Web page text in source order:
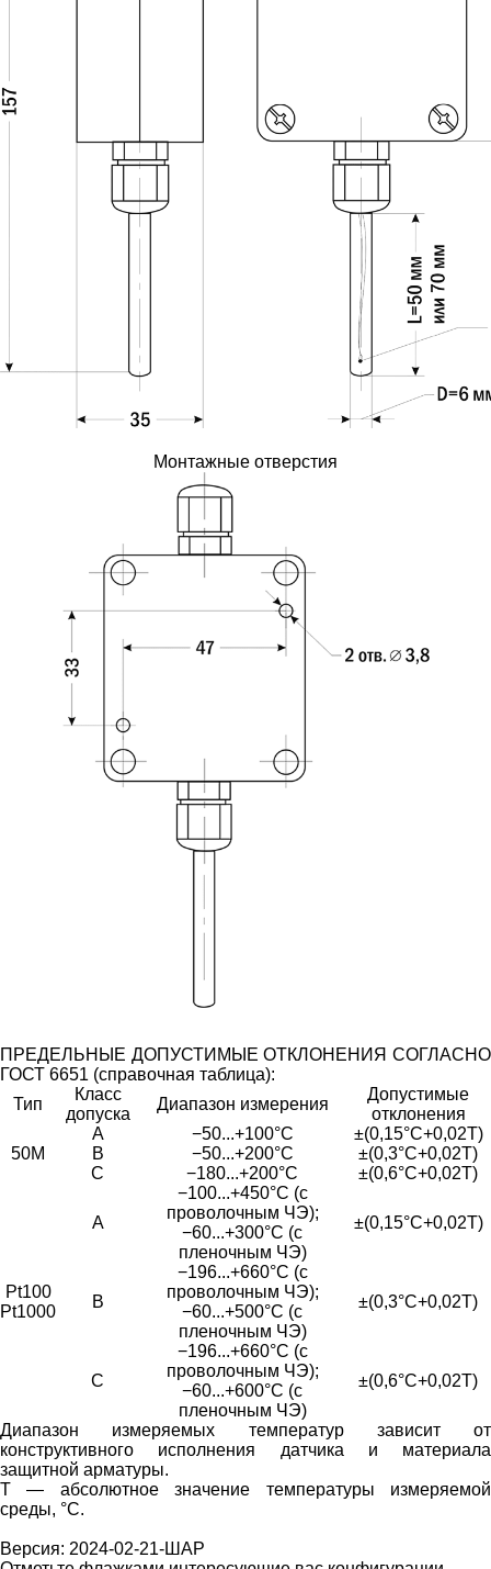
Монтажные отверстия
ПРЕДЕЛЬНЫЕ ДОПУСТИМЫЕ ОТКЛОНЕНИЯ СОГЛАСНО
ГОСТ 6651 (справочная таблица):
Тип
Класс
допуска
Диапазон измерения
Допустимые
отклонения
50M
A −50...+100°С
±(0,15°С+0,02T)
B
−50...+200°С
±(0,3°С+0,02T)
C
−180...+200°С ±(0,6°С+0,02T)
Pt100
Pt1000
A
−100...+450°C (с
проволочным ЧЭ);
−60...+300°C (с
пленочным ЧЭ)
±(0,15°С+0,02T)
B
−196...+660°C (с
проволочным ЧЭ);
−60...+500°C (с
пленочным ЧЭ)
±(0,3°С+0,02T)
C
−196...+660°C (с
проволочным ЧЭ);
−60...+600°C (с
пленочным ЧЭ)
±(0,6°С+0,02T)
Диапазон измеряемых температур зависит от
конструктивного исполнения датчика и материала
защитной арматуры.
Т — абсолютное значение температуры измеряемой
среды, °С.
Версия: 2024-02-21-ШАР